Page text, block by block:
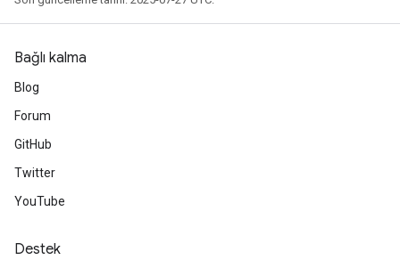
Bağlı kalma
Blog
Forum
GitHub
Twitter
YouTube
Destek